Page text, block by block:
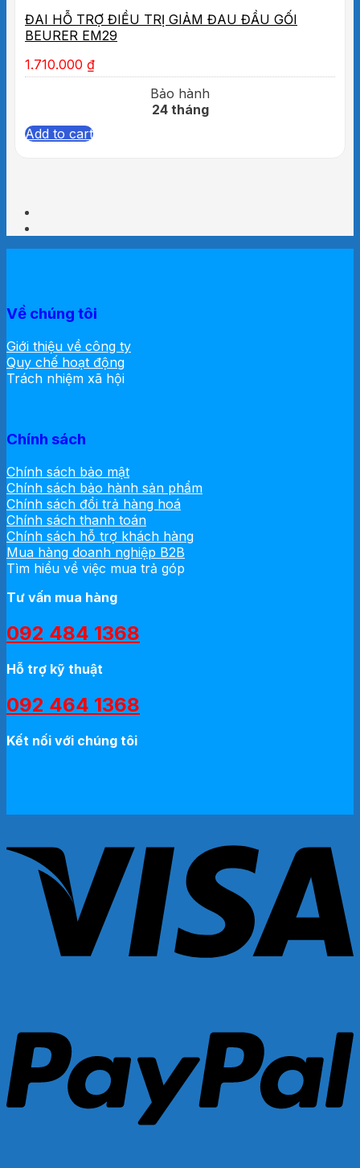
ĐAI HỖ TRỢ ĐIỀU TRỊ GIẢM ĐAU ĐẦU GỐI
BEURER EM29
1.710.000 ₫
Bảo hành
24 tháng
Add to cart
Về chúng tôi
Giới thiệu về công ty
Quy chế hoạt động
Trách nhiệm xã hội
Chính sách
Chính sách bảo mật
Chính sách bảo hành sản phẩm
Chính sách đổi trả hàng hoá
Chính sách thanh toán
Chính sách hỗ trợ khách hàng
Mua hàng doanh nghiệp B2B
Tìm hiểu về việc mua trả góp
Tư vấn mua hàng
092 484 1368
Hỗ trợ kỹ thuật
092 464 1368
Kết nối với chúng tôi